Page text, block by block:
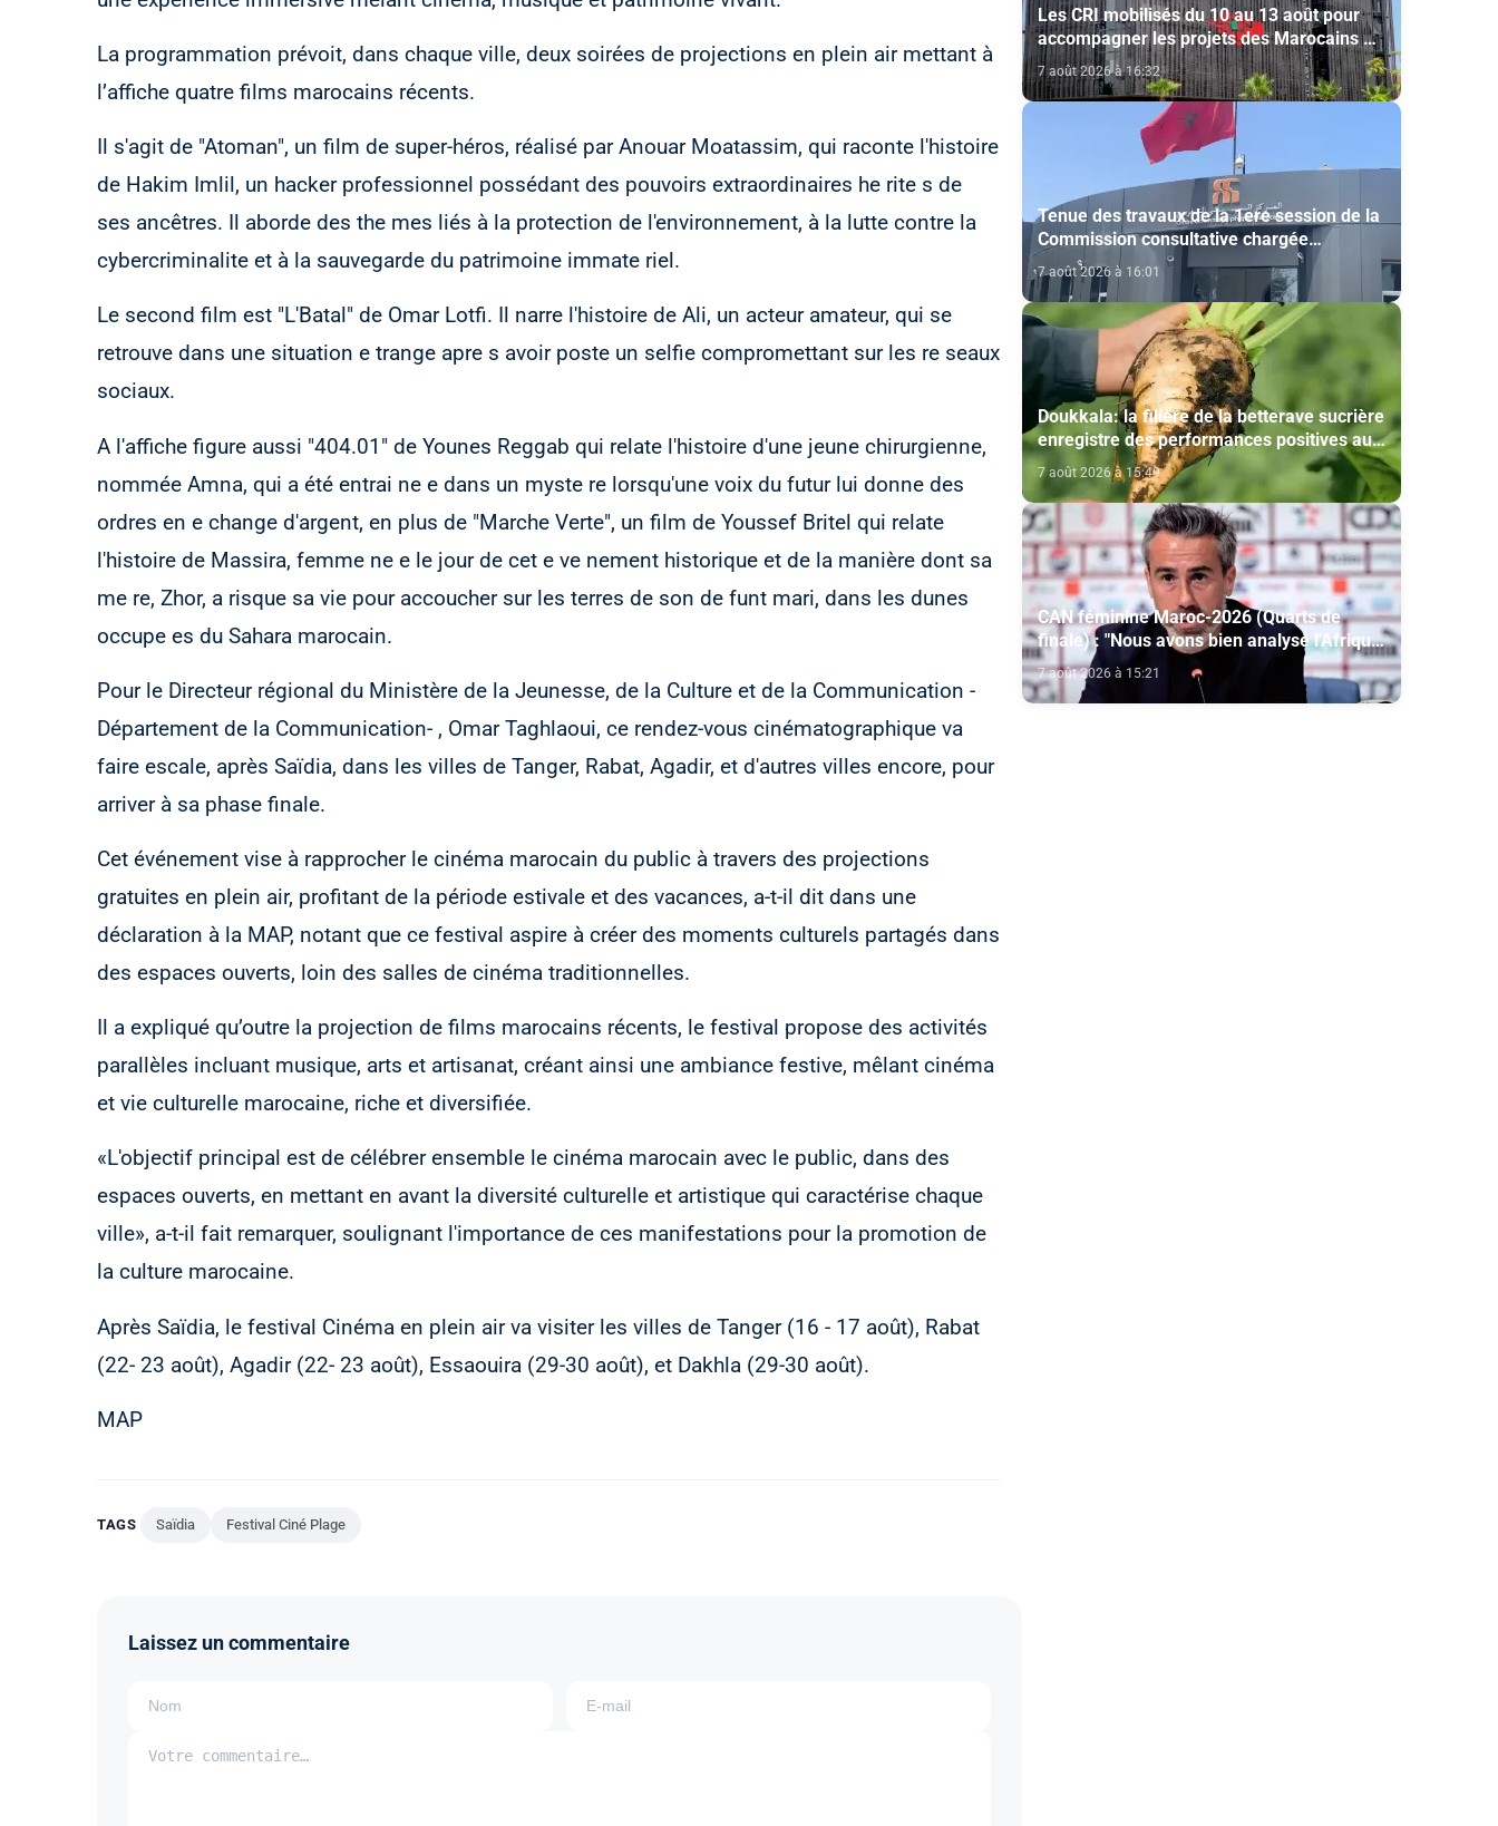
La programmation prévoit, dans chaque ville, deux soirées de projections en plein air mettant à
l’affiche quatre films marocains récents.
Il s'agit de "Atoman", un film de super-héros, réalisé par Anouar Moatassim, qui raconte l'histoire
de Hakim Imlil, un hacker professionnel possédant des pouvoirs extraordinaires he rite s de
ses ancêtres. Il aborde des the mes liés à la protection de l'environnement, à la lutte contre la
cybercriminalite et à la sauvegarde du patrimoine immate riel.
Le second film est "L'Batal" de Omar Lotfi. Il narre l'histoire de Ali, un acteur amateur, qui se
retrouve dans une situation e trange apre s avoir poste un selfie compromettant sur les re seaux
sociaux.
A l'affiche figure aussi "404.01" de Younes Reggab qui relate l'histoire d'une jeune chirurgienne,
nommée Amna, qui a été entrai ne e dans un myste re lorsqu'une voix du futur lui donne des
ordres en e change d'argent, en plus de "Marche Verte", un film de Youssef Britel qui relate
l'histoire de Massira, femme ne e le jour de cet e ve nement historique et de la manière dont sa
me re, Zhor, a risque sa vie pour accoucher sur les terres de son de funt mari, dans les dunes
occupe es du Sahara marocain.
Pour le Directeur régional du Ministère de la Jeunesse, de la Culture et de la Communication -
Département de la Communication- , Omar Taghlaoui, ce rendez-vous cinématographique va
faire escale, après Saïdia, dans les villes de Tanger, Rabat, Agadir, et d'autres villes encore, pour
arriver à sa phase finale.
Cet événement vise à rapprocher le cinéma marocain du public à travers des projections
gratuites en plein air, profitant de la période estivale et des vacances, a-t-il dit dans une
déclaration à la MAP, notant que ce festival aspire à créer des moments culturels partagés dans
des espaces ouverts, loin des salles de cinéma traditionnelles.
Il a expliqué qu’outre la projection de films marocains récents, le festival propose des activités
parallèles incluant musique, arts et artisanat, créant ainsi une ambiance festive, mêlant cinéma
et vie culturelle marocaine, riche et diversifiée.
«L'objectif principal est de célébrer ensemble le cinéma marocain avec le public, dans des
espaces ouverts, en mettant en avant la diversité culturelle et artistique qui caractérise chaque
ville», a-t-il fait remarquer, soulignant l'importance de ces manifestations pour la promotion de
la culture marocaine.
Après Saïdia, le festival Cinéma en plein air va visiter les villes de Tanger (16 - 17 août), Rabat
(22- 23 août), Agadir (22- 23 août), Essaouira (29-30 août), et Dakhla (29-30 août).
MAP
TAGS Saïdia Festival Ciné Plage
Laissez un commentaire
Les CRI mobilisés du 10 au 13 août pour
accompagner les projets des Marocains du
Monde
7 août 2026 à 16:32
Tenue des travaux de la 1ere session de la
Commission consultative chargée
d’émettre un avis sur la délivrance de la
carte du professionnel du cinéma (CCM)
7 août 2026 à 16:01
Doukkala: la filière de la betterave sucrière
enregistre des performances positives au
titre de la campagne agricole 2025-2026
7 août 2026 à 15:49
CAN féminine Maroc-2026 (Quarts de
finale) : "Nous avons bien analysé l'Afrique
du Sud pour aller chercher la victoire"
(Jorge Vilda)
7 août 2026 à 15:21